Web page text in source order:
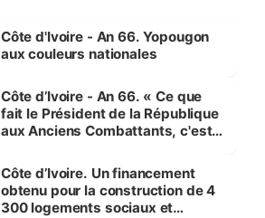
Côte d'Ivoire - An 66. Yopougon
aux couleurs nationales
Côte d’Ivoire - An 66. « Ce que
fait le Président de la République
aux Anciens Combattants, c'est
Côte d’Ivoire. Un financement
obtenu pour la construction de 4
300 logements sociaux et